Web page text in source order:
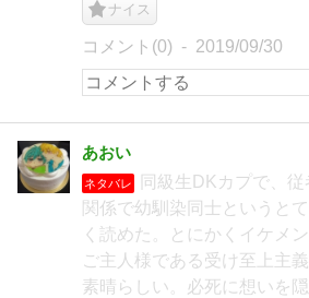
ナイス
コメント(0) 2019/09/30
あおい
ネタバレ
同級生DKカプで、
関係で幼馴染同士というと
く読めた。‪とにかくイケメ
ご主人様である受け至上主
素晴らしい。必死に想いを